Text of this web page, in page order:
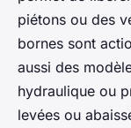
piétons ou des
bornes sont
aussi des
hydraulique ou
levées ou